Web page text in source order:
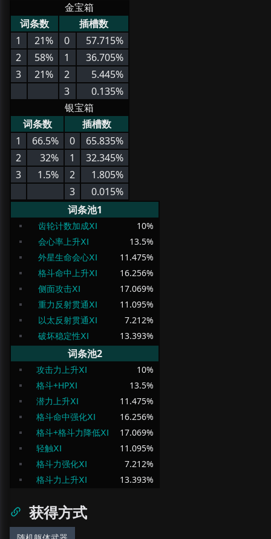
金宝箱
词条数
插槽数
1
21% 0
57.715%
2
58% 1
36.705%
3
21% 2
5.445%
3
0.135%
银宝箱
词条数
插槽数
1
66.5% 0
65.835%
2
32% 1
32.345%
3
1.5% 2
1.805%
3
0.015%
词条池1
齿轮计数加成ⅩⅠ 10%
会心率上升ⅩⅠ
13.5%
外星生命会心ⅩⅠ
11.475%
格斗命中上升ⅩⅠ
16.256%
侧面攻击ⅩⅠ
17.069%
重力反射贯通ⅩⅠ
11.095%
以太反射贯通ⅩⅠ
7.212%
破坏稳定性ⅩⅠ
13.393%
词条池2
攻击力上升ⅩⅠ 10%
格斗+HPⅩⅠ
13.5%
潜力上升ⅩⅠ
11.475%
格斗命中强化ⅩⅠ
16.256%
格斗+格斗力降低ⅩⅠ
17.069%
轻触ⅩⅠ
11.095%
格斗力强化ⅩⅠ
7.212%
格斗力上升ⅩⅠ
13.393%
获得方式